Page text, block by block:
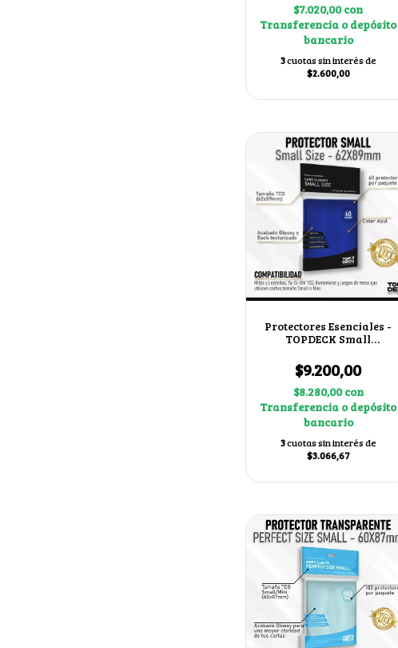
$7.020,00con
Transferencia o depósito
bancario
3cuotas sin interés de
$2.600,00
Protectores Esenciales -
TOPDECK Small
$9.200,00
$8.280,00con
Transferencia o depósito
bancario
3cuotas sin interés de
$3.066,67